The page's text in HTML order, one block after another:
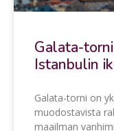
Galata-
Istanbulin
Galata-torni on
muodostavista
maailman